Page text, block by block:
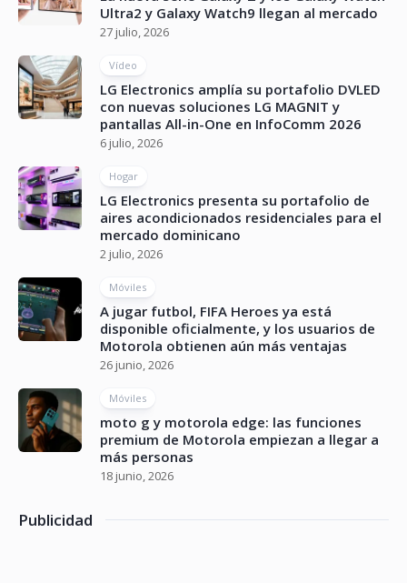
Ultra2 y Galaxy Watch9 llegan al mercado
27 julio, 2026
Vídeo
LG Electronics amplía su portafolio DVLED
con nuevas soluciones LG MAGNIT y
pantallas All-in-One en InfoComm 2026
6 julio, 2026
Hogar
LG Electronics presenta su portafolio de
aires acondicionados residenciales para el
mercado dominicano
2 julio, 2026
Móviles
A jugar futbol, FIFA Heroes ya está
disponible oficialmente, y los usuarios de
Motorola obtienen aún más ventajas
26 junio, 2026
Móviles
moto g y motorola edge: las funciones
premium de Motorola empiezan a llegar a
más personas
18 junio, 2026
Publicidad